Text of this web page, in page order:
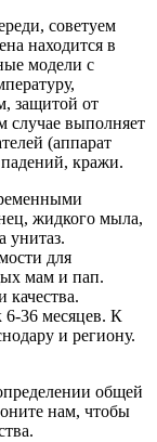
советуем
находится в
модели с
защитой от
случае выполняет
(аппарат
кражи.
жидкого мыла,
унитаз.
для
мам и пап.
6-36 месяцев. К
и региону.
общей
нам, чтобы